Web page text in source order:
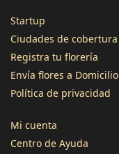
Startup
Ciudades de cobertura
Registra tu florería
Envía flores a Domicilio
Política de privacidad
Mi cuenta
Centro de Ayuda
3496 Reseñas